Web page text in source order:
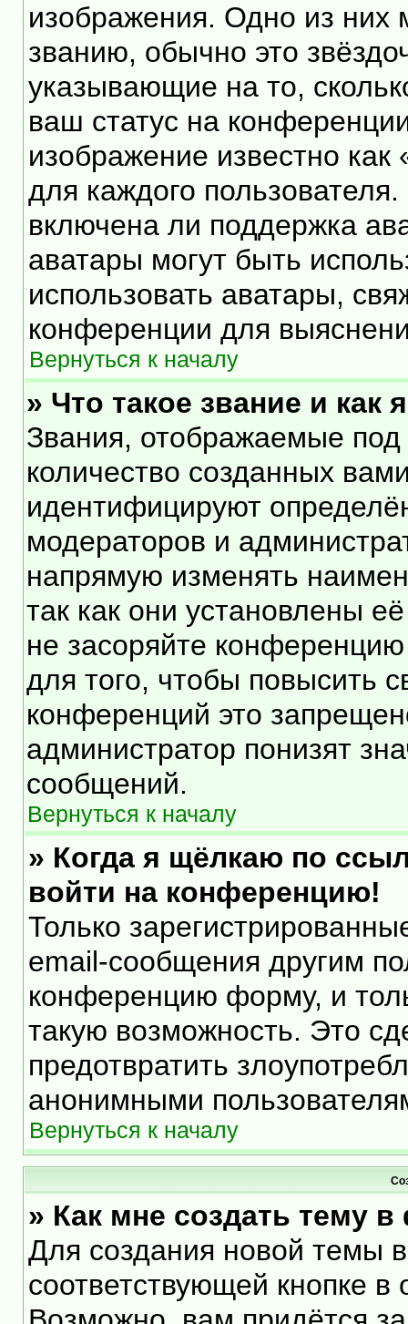
изображения. Одно из них
званию, обычно это
указывающие на то,
ваш статус на
изображение известно
для каждого
включена ли поддержка
аватары могут быть
использовать аватары,
конференции для
Вернуться к началу
» Что такое звание и как
Звания, отображаемые
количество созданных
идентифицируют
модераторов и
напрямую изменять
так как они установлены
не засоряйте
для того, чтобы повысить
конференций это
администратор понизят
сообщений.
Вернуться к началу
» Когда я щёлкаю по
войти на конференцию!
Только
email-сообщения другим
конференцию форму, и
такую возможность. Это
предотвратить
анонимными
Вернуться к началу
» Как мне создать тему
Для создания новой темы
соответствующей кнопке